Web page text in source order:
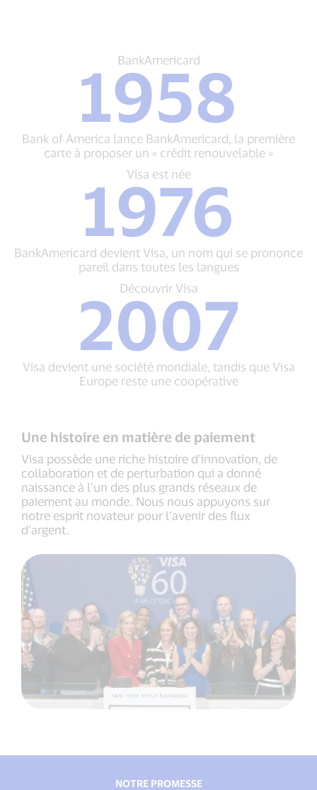
BankAmericard
1958
Bank
of
America
BankAmericard,
la
première
carte
à
proposer
un
renouvelable »
BankAmericard
1958
Bank of America lance BankAmericard, la première
carte à proposer un « crédit renouvelable »
Visa
est
1976
BankAmericard
Visa,
un
nom
qui
se
prononce
pareil
toutes
les
Visa est née
1976
BankAmericard devient Visa, un nom qui se prononce
pareil dans toutes les langues
Découvrir
Visa
2007
Visa
devient
société
mondiale,
Europe
reste
une
coopérative
Découvrir Visa
2007
Visa devient une société mondiale, tandis que Visa
Europe reste une coopérative
Une histoire en matière de paiement
Visa possède une riche histoire d’innovation, de
collaboration et de perturbation qui a donné
naissance à l’un des plus grands réseaux de
paiement au monde. Nous nous appuyons sur
notre esprit novateur pour l’avenir des flux
d’argent.
NOTRE PROMESSE